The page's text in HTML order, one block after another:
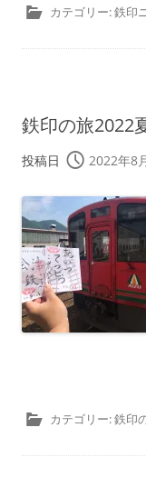
カテゴリー:鉄印
鉄印の旅
投稿日 2022年8
カテゴリー:鉄印